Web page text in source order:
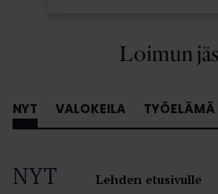
Loimun
NYT VALOKEILA TYÖELÄMÄ
NYT Lehden etusivulle